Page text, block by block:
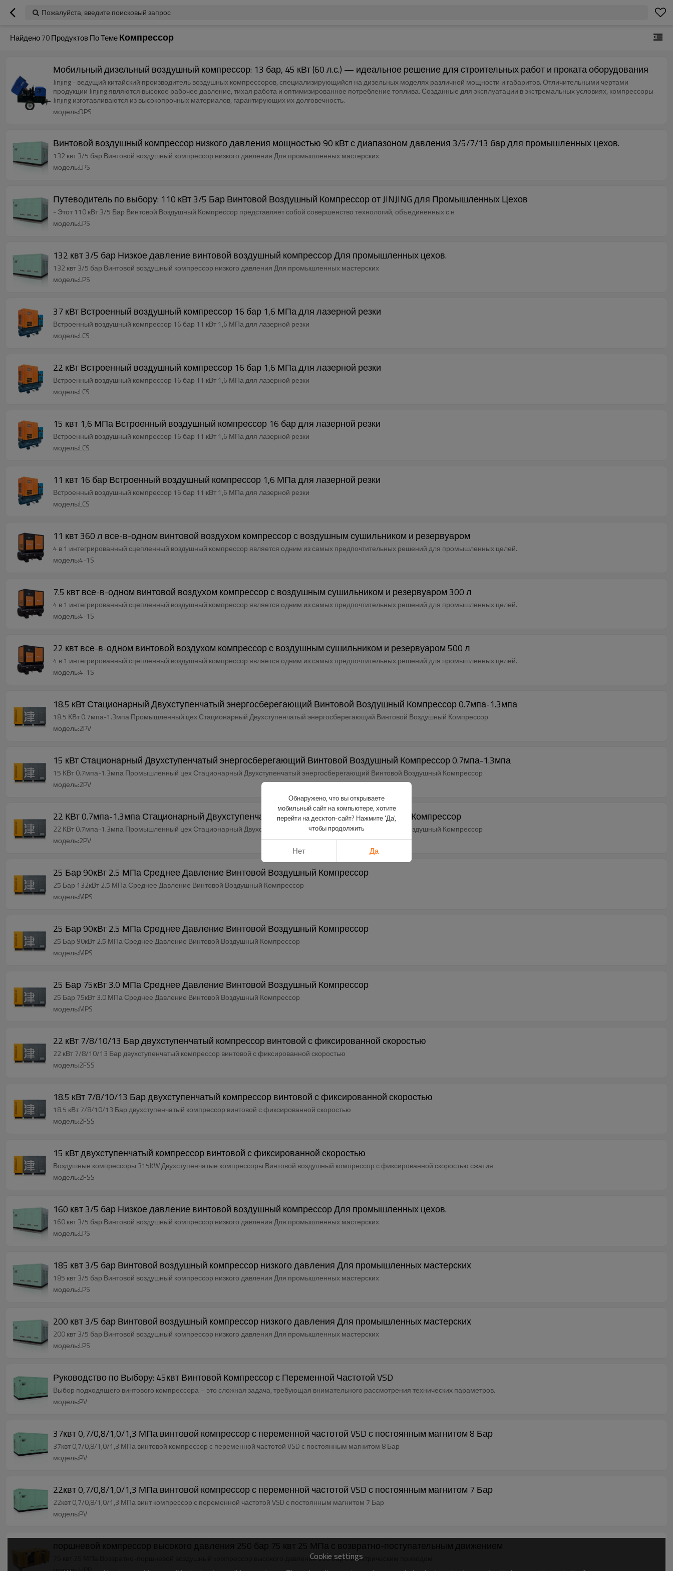
Пожалуйста, введите поисковый запрос
Найдено70Продуктов По ТемеКомпрессор
Мобильный дизельный воздушный компрессор: 13 бар, 45 кВт (60 л.с.) — идеальное решение для строительных работ и проката оборудования
Jinjing - ведущий китайский производитель воздушных компрессоров, специализирующийся на дизельных моделях различной мощности и габаритов. Отличительными чертами
продукции Jinjing являются высокое рабочее давление, тихая работа и оптимизированное потребление топлива. Созданные для эксплуатации в экстремальных условиях, компрессоры
Jinjing изготавливаются из высокопрочных материалов, гарантирующих их долговечность.
модель:DPS
Винтовой воздушный компрессор низкого давления мощностью 90 кВт с диапазоном давления 3/5/7/13 бар для промышленных цехов.
132 квт 3/5 бар Винтовой воздушный компрессор низкого давления Для промышленных мастерских
модель:LPS
Путеводитель по выбору: 110 кВт 3/5 Бар Винтовой Воздушный Компрессор от JINJING для Промышленных Цехов
- Этот 110 кВт 3/5 Бар Винтовой Воздушный Компрессор представляет собой совершенство технологий, объединенных с н
модель:LPS
132 квт 3/5 бар Низкое давление винтовой воздушный компрессор Для промышленных цехов.
132 квт 3/5 бар Винтовой воздушный компрессор низкого давления Для промышленных мастерских
модель:LPS
37 кВт Встроенный воздушный компрессор 16 бар 1,6 МПа для лазерной резки
Встроенный воздушный компрессор 16 бар 11 кВт 1,6 МПа для лазерной резки
модель:LCS
22 кВт Встроенный воздушный компрессор 16 бар 1,6 МПа для лазерной резки
Встроенный воздушный компрессор 16 бар 11 кВт 1,6 МПа для лазерной резки
модель:LCS
15 квт 1,6 МПа Встроенный воздушный компрессор 16 бар для лазерной резки
Встроенный воздушный компрессор 16 бар 11 кВт 1,6 МПа для лазерной резки
модель:LCS
11 квт 16 бар Встроенный воздушный компрессор 1,6 МПа для лазерной резки
Встроенный воздушный компрессор 16 бар 11 кВт 1,6 МПа для лазерной резки
модель:LCS
11 квт 360 л все-в-одном винтовой воздухом компрессор с воздушным сушильником и резервуаром
4 в 1 интегрированный сцепленный воздушный компрессор является одним из самых предпочтительных решений для промышленных целей.
модель:4-1S
7.5 квт все-в-одном винтовой воздухом компрессор с воздушным сушильником и резервуаром 300 л
4 в 1 интегрированный сцепленный воздушный компрессор является одним из самых предпочтительных решений для промышленных целей.
модель:4-1S
22 квт все-в-одном винтовой воздухом компрессор с воздушным сушильником и резервуаром 500 л
4 в 1 интегрированный сцепленный воздушный компрессор является одним из самых предпочтительных решений для промышленных целей.
модель:4-1S
18.5 кВт Стационарный Двухступенчатый энергосберегающий Винтовой Воздушный Компрессор 0.7мпа-1.3мпа
18.5 КВт 0.7мпа-1.3мпа Промышленный цех Стационарный Двухступенчатый энергосберегающий Винтовой Воздушный Компрессор
модель:2PV
15 кВт Стационарный Двухступенчатый энергосберегающий Винтовой Воздушный Компрессор 0.7мпа-1.3мпа
15 КВт 0.7мпа-1.3мпа Промышленный цех Стационарный Двухступенчатый энергосберегающий Винтовой Воздушный Компрессор
модель:2PV
22 КВт 0.7мпа-1.3мпа Стационарный Двухступенчатый энергосберегающий Винтовой Компрессор
22 КВт 0.7мпа-1.3мпа Промышленный цех Стационарный Двухступенчатый энергосберегающий Винтовой Воздушный Компрессор
модель:2PV
25 Бар 90кВт 2.5 МПа Среднее Давление Винтовой Воздушный Компрессор
25 Бар 132кВт 2.5 МПа Среднее Давление Винтовой Воздушный Компрессор
модель:MPS
25 Бар 90кВт 2.5 МПа Среднее Давление Винтовой Воздушный Компрессор
25 Бар 90кВт 2.5 МПа Среднее Давление Винтовой Воздушный Компрессор
модель:MPS
25 Бар 75кВт 3.0 МПа Среднее Давление Винтовой Воздушный Компрессор
25 Бар 75кВт 3.0 МПа Среднее Давление Винтовой Воздушный Компрессор
модель:MPS
22 кВт 7/8/10/13 Бар двухступенчатый компрессор винтовой с фиксированной скоростью
22 кВт 7/8/10/13 Бар двухступенчатый компрессор винтовой с фиксированной скоростью
модель:2FSS
18.5 кВт 7/8/10/13 Бар двухступенчатый компрессор винтовой с фиксированной скоростью
18.5 кВт 7/8/10/13 Бар двухступенчатый компрессор винтовой с фиксированной скоростью
модель:2FSS
15 кВт двухступенчатый компрессор винтовой с фиксированной скоростью
Воздушные компрессоры 315KW Двухступенчатые компрессоры Винтовой воздушный компрессор с фиксированной скоростью сжатия
модель:2FSS
160 квт 3/5 бар Низкое давление винтовой воздушный компрессор Для промышленных цехов.
160 квт 3/5 бар Винтовой воздушный компрессор низкого давления Для промышленных мастерских
модель:LPS
185 квт 3/5 бар Винтовой воздушный компрессор низкого давления Для промышленных мастерских
185 квт 3/5 бар Винтовой воздушный компрессор низкого давления Для промышленных мастерских
модель:LPS
200 квт 3/5 бар Винтовой воздушный компрессор низкого давления Для промышленных мастерских
200 квт 3/5 бар Винтовой воздушный компрессор низкого давления Для промышленных мастерских
модель:LPS
Руководство по Выбору: 45квт Винтовой Компрессор с Переменной Частотой VSD
Выбор подходящего винтового компрессора – это сложная задача, требующая внимательного рассмотрения технических параметров.
модель:PV
37квт 0,7/0,8/1,0/1,3 МПа винтовой компрессор с переменной частотой VSD с постоянным магнитом 8 Бар
37квт 0,7/0,8/1,0/1,3 МПа винтовой компрессор с переменной частотой VSD с постоянным магнитом 8 Бар
модель:PV
22квт 0,7/0,8/1,0/1,3 МПа винтовой компрессор с переменной частотой VSD с постоянным магнитом 7 Бар
22квт 0,7/0,8/1,0/1,3 МПа винт компрессор с переменной частотой VSD с постоянным магнитом 7 Бар
модель:PV
поршневой компрессор высокого давления 250 бар 75 квт 25 МПа с возвратно-поступательным движением
75 квт 25 МПа Возвратно-поршневой воздушный компрессор высокого давления 250 бар с электрическим приводом
Cookie settings
Обнаружено, что вы открываете
мобильный сайт на компьютере, хотите
перейти на десктоп-сайт? Нажмите 'Да',
чтобы продолжить
Нет Да